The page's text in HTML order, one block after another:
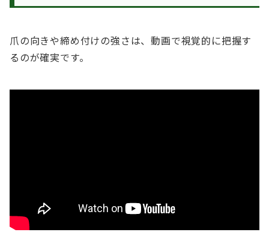
爪の向きや締め付けの強さは、動画で視覚的に把握す
るのが確実です。